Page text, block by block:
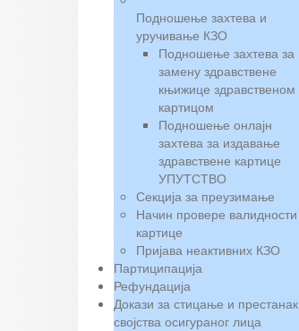
Подношење захтева и
уручивање КЗО
Подношење захтева за
замену здравствене
књижице здравственом
картицом
Подношење онлајн
захтева за издавање
здравствене картице
УПУТСТВО
Секција за преузимање
Начин провере валидности
картице
Пријава неактивних КЗО
Партиципација
Рефундација
Докази за стицање и престанак
својства осигураног лица